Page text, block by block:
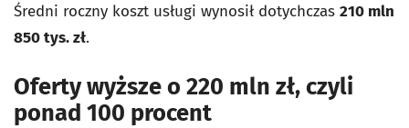
Średni roczny koszt usługi wynosił dotychczas 210 mln
850 tys. zł.
Oferty wyższe o 220 mln zł, czyli
ponad 100 procent